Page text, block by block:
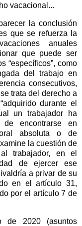
vacacional...
la conclusión
que se refuerza la
anuales
que puede ser
“específicos”, como
del trabajo en
consecutivos,
trata del derecho a
durante el
un trabajador ha
de encontrarse en
absoluta o de
la cuestión de
trabajador, en el
de ejercer ese
a privar de su
en el artículo 31,
por el artículo 7 de
de 2020 (asuntos